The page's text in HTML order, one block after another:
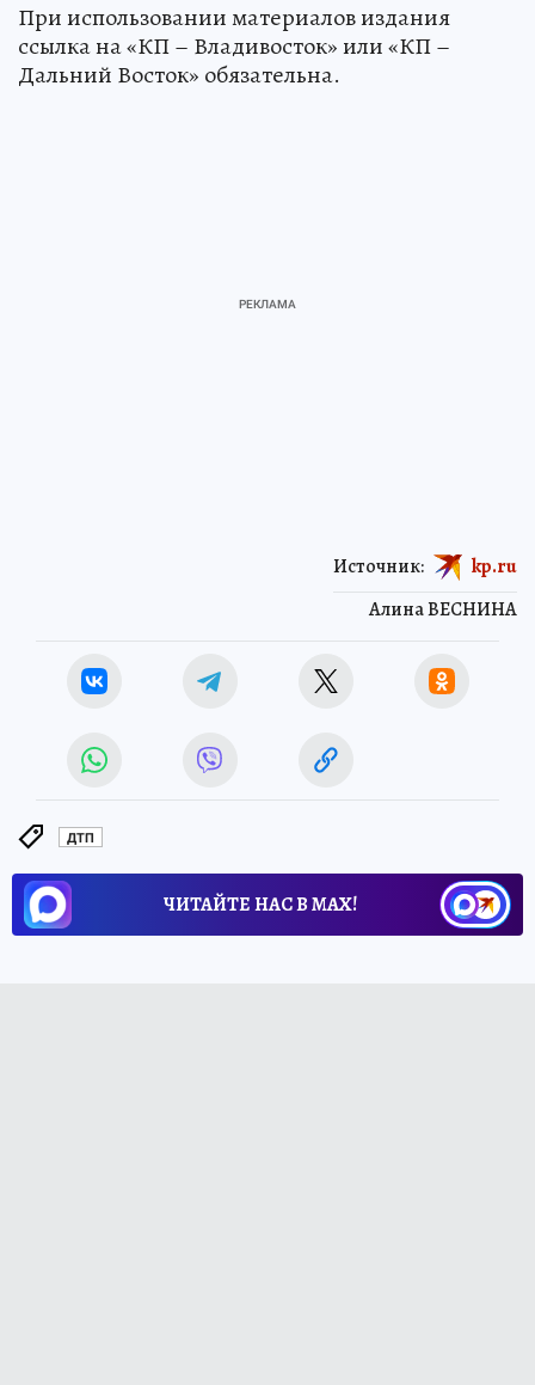
При использовании материалов издания
ссылка на «КП – Владивосток» или «КП –
Дальний Восток» обязательна.
Алина ВЕСНИНА
Источник: kp.ru
ДТП
ЧИТАЙТЕ НАС В МАХ!